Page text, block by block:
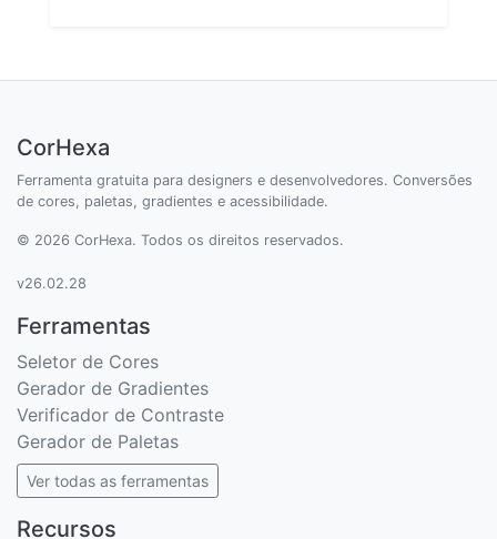
CorHexa
Ferramenta gratuita para designers e desenvolvedores. Conversões
de cores, paletas, gradientes e acessibilidade.
© 2026 CorHexa. Todos os direitos reservados.
v26.02.28
Ferramentas
Seletor de Cores
Gerador de Gradientes
Verificador de Contraste
Gerador de Paletas
Ver todas as ferramentas
Recursos